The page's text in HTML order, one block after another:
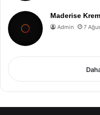
Maderise
Admin 7